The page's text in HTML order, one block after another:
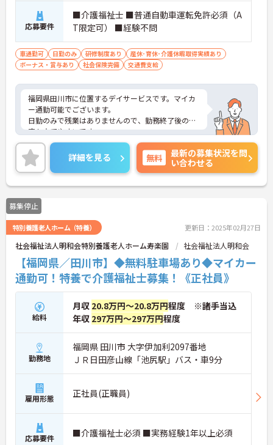
応募要件
■介護福祉士 ■普通自動車運転免許必須（A
T限定可） ■経験不問
車通勤可 日勤のみ 研修制度あり
産休･育休･介護休暇取得実績あり
ボーナス・賞与あり
社会保険完備 交通費支給
福岡県田川市に位置するデイサービスです。マイカ
ー通勤可能でございます。
日勤のみで残業はありませんので、勤務終了後の予
定も立てやすいです。
昇給や賞与制度があり頑張りが評価されてしっかり
と職員に還元されます。
ご興味のある方には、面接対策ポイントなど、さら
に詳細をお話いたしますのでお気軽にご相談くださ
い！
詳細を見る 無料
最新の募集状況を問
い合わせる
募集停止
特別養護老人ホーム（特養） 更新日：2025年02月27日
社会福祉法人明和会特別養護老人ホーム寿楽園 社会福祉法人明和会
【福岡県／田川市】◆無料駐車場あり◆マイカー
通勤可！特養で介護福祉士募集！《正社員》
給料
月収 20.8万円～20.8万円程度 ※諸手当込
年収 297万円～297万円程度
勤務地
福岡県 田川市 大字伊加利2097番地
ＪＲ日田彦山線「池尻駅」バス・車9分
雇用形態 正社員(正職員)
応募要件 ■介護福祉士必須 ■実務経験1年以上必須